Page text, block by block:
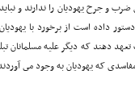
و جرح یهودیان را ندارند و
دستور داده است از برخورد با
تعهد دهند که دیگر علیه
که یهودیان به وجود مى